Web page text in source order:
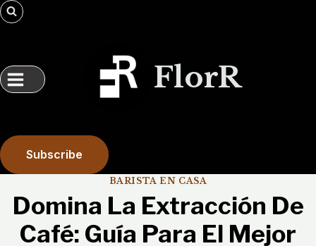
Skip
to
FlorR
Subscribe
BARISTA EN CASA
Domina La Extracción De
Café: Guía Para El Mejor